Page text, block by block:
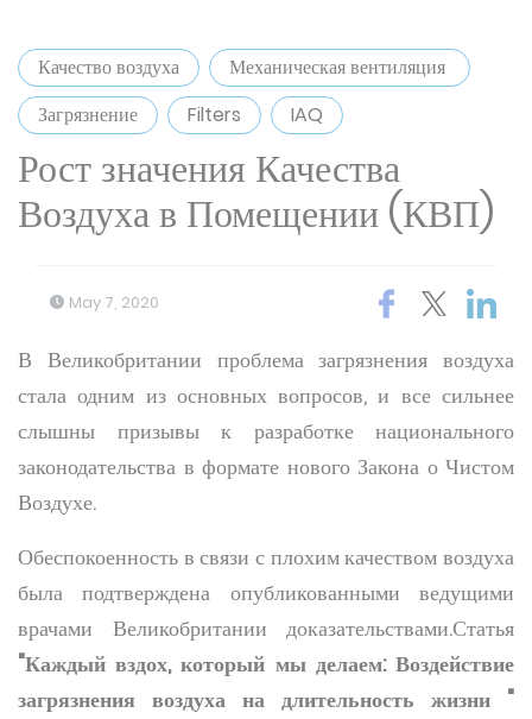
Качество воздуха
Механическая вентиляция
Загрязнение
Filters IAQ
Рост значения Качества
Воздуха в Помещении (КВП)
May 7, 2020
В Великобритании проблема загрязнения воздуха
стала одним из основных вопросов, и все сильнее
слышны призывы к разработке национального
законодательства в формате нового Закона о Чистом
Воздухе.
Обеспокоенность в связи с плохим качеством воздуха
была подтверждена опубликованными ведущими
врачами Великобритании доказательствами.Статья
"Каждый вздох, который мы делаем: Воздействие
загрязнения воздуха на длительность жизни "